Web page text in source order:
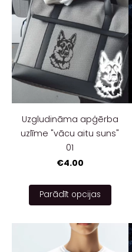
Uzgludināma apģērba
uzlīme "vācu aitu suns"
01
€4.00
Parādīt opcijas